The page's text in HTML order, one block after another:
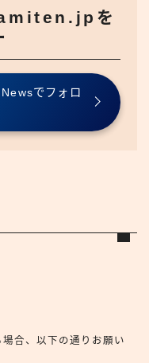
を
でフォロ
合、以下の通りお願い